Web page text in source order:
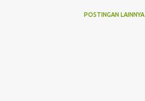
POSTINGAN LAINNYA